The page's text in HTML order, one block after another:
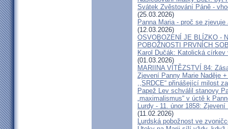
Svátek Zvěstování Páně -
(25.03.2026)
Panna Maria - proč se
(12.03.2026)
OSVOBOZENÍ JE BLÍZKO -
POBOŽNOSTI PRVNÍCH
Karol Dučák: Katolická
(01.03.2026)
MARIINA VÍTĚZSTVÍ 84:
Zjevení Panny Marie Naděje
,,SRDCE“ přinášející milost
Papež Lev schválil stanovy
„maximalismus“ v úctě k
Lurdy - 11. únor 1858:
(11.02.2026)
Lurdská pobožnost ve